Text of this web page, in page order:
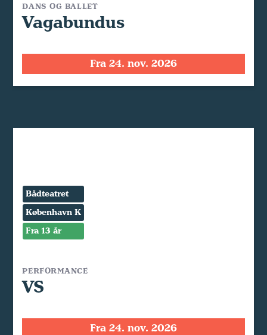
DANS OG BALLET
Vagabundus
Fra 24. nov. 2026
Bådteatret
København K
Fra 13 år
PERFORMANCE
VS
Fra 24. nov. 2026